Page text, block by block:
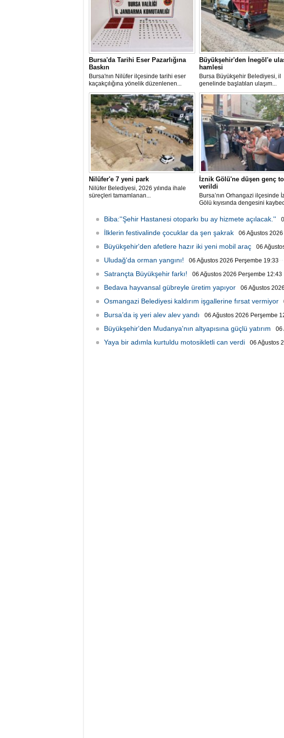
Bursa'da Tarihi Eser Pazarlığına
Baskın
Bursa'nın Nilüfer ilçesinde tarihi eser
kaçakçılığına yönelik düzenlenen...
Büyükşehir'den İnegöl'e
hamlesi
​Bursa Büyükşehir Belediyesi, il
genelinde başlatılan ulaşım...
Nilüfer'e 7 yeni park
Nilüfer Belediyesi, 2026 yılında ihale
süreçleri tamamlanan...
İznik Gölü'ne düşen genç
verildi
Bursa’nın Orhangazi ilçesinde
Gölü kıyısında dengesini
Biba:''Şehir Hastanesi otoparkı bu ay hizmete açılacak.''
İlklerin festivalinde çocuklar da şen şakrak 06 Ağustos
Büyükşehir'den afetlere hazır iki yeni mobil araç 06
Uludağ'da orman yangını! 06 Ağustos 2026 Perşembe 19:33
Satrançta Büyükşehir farkı! 06 Ağustos 2026 Perşembe 12:43
Bedava hayvansal gübreyle üretim yapıyor 06 Ağustos
Osmangazi Belediyesi kaldırım işgallerine fırsat vermiyor
Bursa’da iş yeri alev alev yandı 06 Ağustos 2026 Perşembe
Büyükşehir'den Mudanya'nın altyapısına güçlü yatırım 06
Yaya bir adımla kurtuldu motosikletli can verdi 06 Ağustos